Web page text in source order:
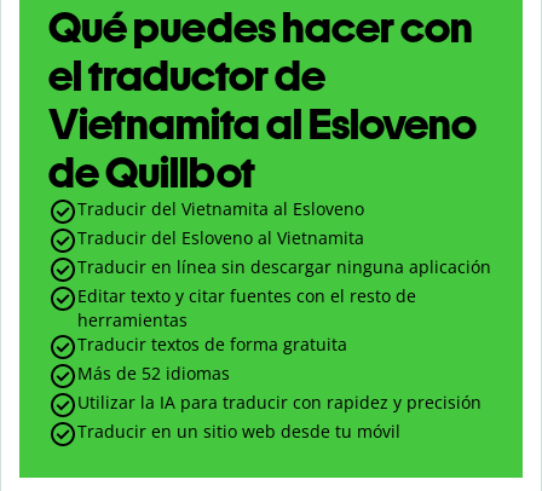
Qué puedes hacer con
el traductor de
Vietnamita al Esloveno
de Quillbot
Traducir del Vietnamita al Esloveno
Traducir del Esloveno al Vietnamita
Traducir en línea sin descargar ninguna aplicación
Editar texto y citar fuentes con el resto de
herramientas
Traducir textos de forma gratuita
Más de 52 idiomas
Utilizar la IA para traducir con rapidez y precisión
Traducir en un sitio web desde tu móvil